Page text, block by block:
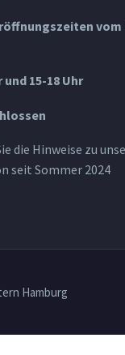
vom
und 15-18 Uhr
die Hinweise zu
seit Sommer 2024
Hamburg